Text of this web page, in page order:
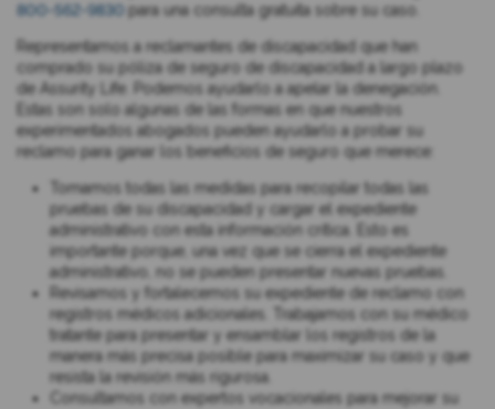
800-562-9830
para una consulta gratuita sobre su caso.
Representamos a reclamantes de discapacidad que han
comprado su póliza de seguro de discapacidad a largo plazo
de Assurity Life. Podemos ayudarlo a apelar la denegación.
Estas son solo algunas de las formas en que nuestros
experimentados abogados pueden ayudarlo a probar su
reclamo para ganar los beneficios de seguro que merece:
Tomamos todas las medidas para recopilar todas las
pruebas de su discapacidad y cargar el expediente
administrativo con esta información crítica. Esto es
importante porque, una vez que se cierra el expediente
administrativo, no se pueden presentar nuevas pruebas.
Revisamos y fortalecemos su expediente de reclamo con
registros médicos adicionales. Trabajamos con su médico
tratante para presentar y ensamblar los registros de la
manera más precisa posible para maximizar su caso y que
resista la revisión más rigurosa.
Consultamos con expertos vocacionales para mejorar su